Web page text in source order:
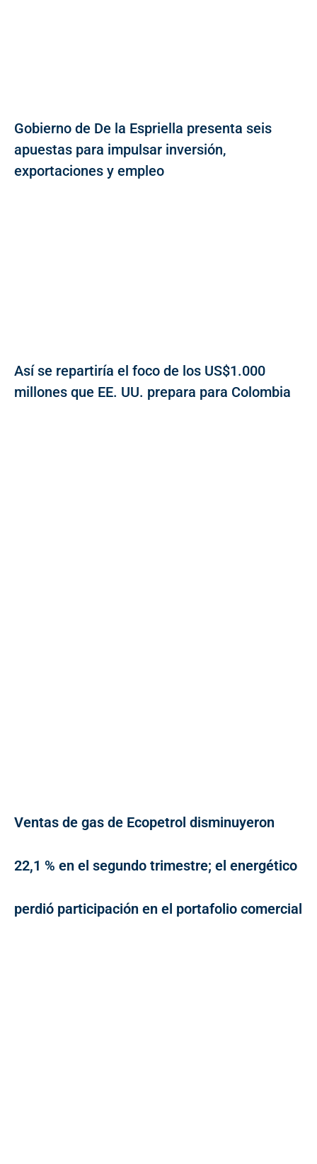
Gobierno de De la Espriella presenta seis
apuestas para impulsar inversión,
exportaciones y empleo
Así se repartiría el foco de los US$1.000
millones que EE. UU. prepara para Colombia
Ventas de gas de Ecopetrol disminuyeron
22,1 % en el segundo trimestre; el energético
perdió participación en el portafolio comercial